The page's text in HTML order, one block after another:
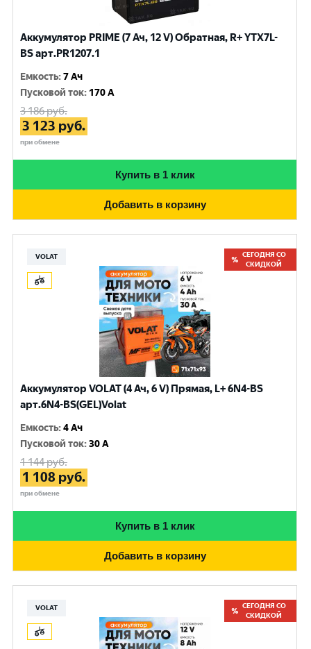
Аккумулятор PRIME (7 Ач, 12 V) Обратная, R+ YTX7L-
BS арт.PR1207.1
Емкость:7 Ач
Пусковой ток: 170 A
3 186руб.
3 123 руб.
при обмене
Купить в 1 клик
Добавить в корзину
VOLAT
СЕГОДНЯ СО
СКИДКОЙ
Аккумулятор VOLAT (4 Ач, 6 V) Прямая, L+ 6N4-BS
арт.6N4-BS(GEL)Volat
Емкость:4 Ач
Пусковой ток:30 A
1 144руб.
1 108 руб.
при обмене
Купить в 1 клик
Добавить в корзину
VOLAT
СЕГОДНЯ СО
СКИДКОЙ